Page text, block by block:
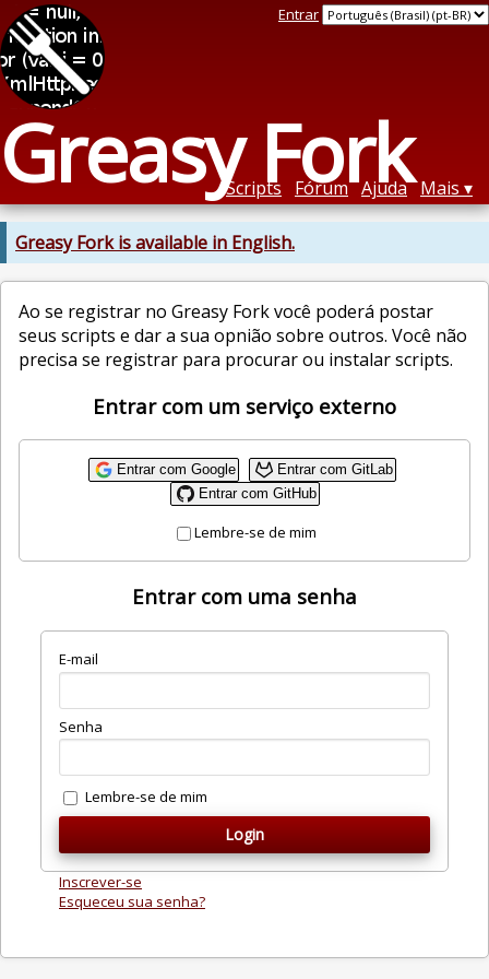
Greasy Fork
Entrar
Scripts Fórum Ajuda Mais
Greasy Fork is available in English.
Ao se registrar no Greasy Fork você poderá postar
seus scripts e dar a sua opnião sobre outros. Você não
precisa se registrar para procurar ou instalar scripts.
Entrar com um serviço externo
Entrar com Google
Entrar com GitLab
Entrar com GitHub
Lembre-se de mim
Entrar com uma senha
E-mail
Senha
Lembre-se de mim
Inscrever-se
Esqueceu sua senha?